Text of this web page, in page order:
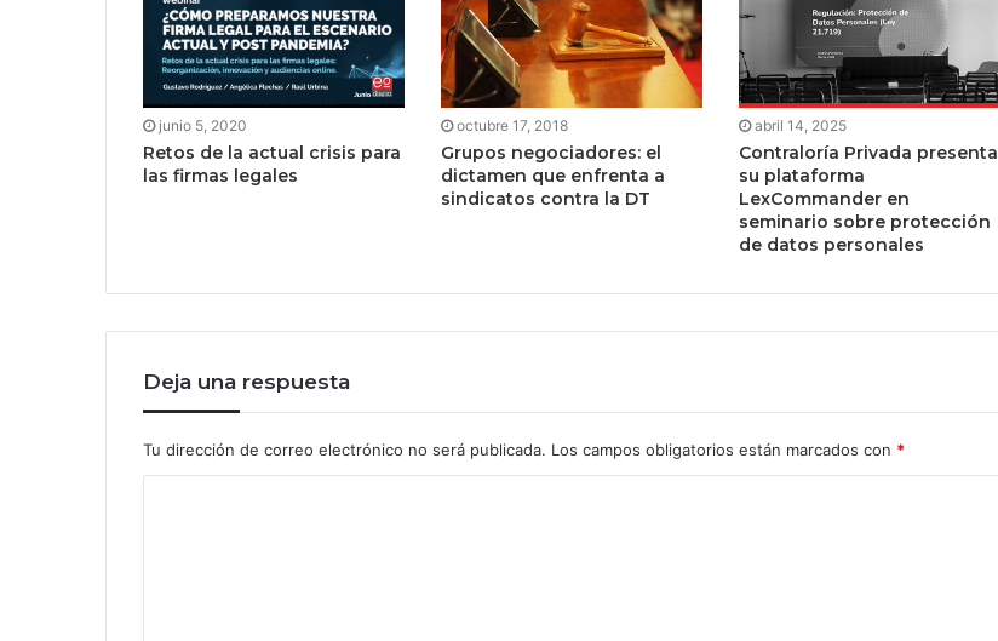
junio 5, 2020
Retos de la actual crisis para
las firmas legales
octubre 17, 2018
Grupos negociadores: el
dictamen que enfrenta a
sindicatos contra la DT
abril 14, 2025
Contraloría Privada presenta
su plataforma
LexCommander en
seminario sobre protección
de datos personales
Deja una respuesta
Tu dirección de correo electrónico no será publicada. Los campos obligatorios están marcados con *